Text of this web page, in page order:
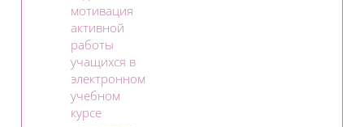
мотивация
активной
работы
учащихся в
электронном
учебном
курсеЗанятие 3KL